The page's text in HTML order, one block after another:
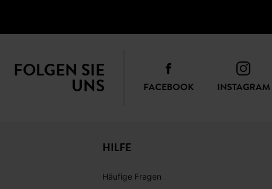
FOLGEN SIE
UNS FACEBOOK INSTAGRAM
HILFE
Häufige Fragen